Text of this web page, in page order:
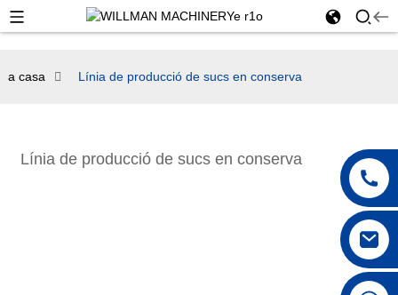
a casa Línia de producció de sucs en conserva
Línia de producció de sucs en conserva